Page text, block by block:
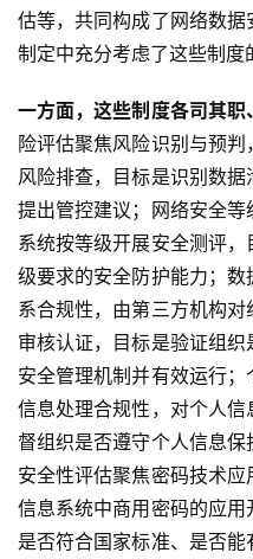
估等，共同构成了网络数据
制定中充分考虑了这些制度
一方面，这些制度各司其职
险评估聚焦风险识别与预
风险排查，目标是识别数据
提出管控建议；网络安全
系统按等级开展安全测评
级要求的安全防护能力；
系合规性，由第三方机构
审核认证，目标是验证组
安全管理机制并有效运行
信息处理合规性，对个人
督组织是否遵守个人信息
安全性评估聚焦密码技术
信息系统中商用密码的应
是否符合国家标准、是否